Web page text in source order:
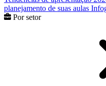
planejamento de suas aulas
Por setor